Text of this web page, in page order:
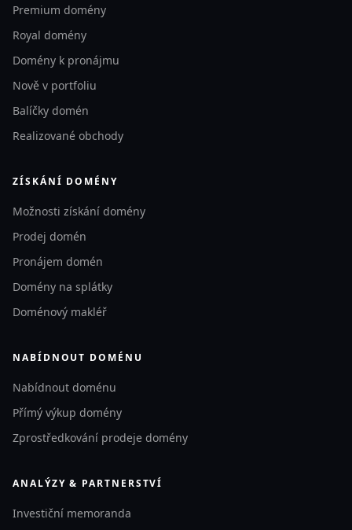
Premium domény
Royal domény
Domény k pronájmu
Nově v portfoliu
Balíčky domén
Realizované obchody
ZÍSKÁNÍ DOMÉNY
Možnosti získání domény
Prodej domén
Pronájem domén
Domény na splátky
Doménový makléř
NABÍDNOUT DOMÉNU
Nabídnout doménu
Přímý výkup domény
Zprostředkování prodeje domény
ANALÝZY & PARTNERSTVÍ
Investiční memoranda